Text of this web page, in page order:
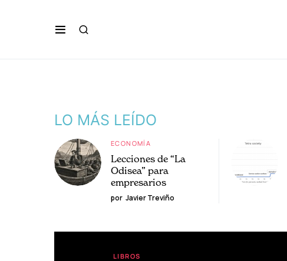
LO MÁS LEÍDO
ECONOMÍA
Lecciones de “La
Odisea” para
empresarios
por Javier Treviño
LIBROS